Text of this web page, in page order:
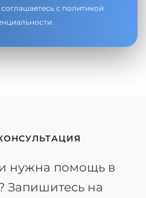
с политикой
.
нужна помощь в
Запишитесь на